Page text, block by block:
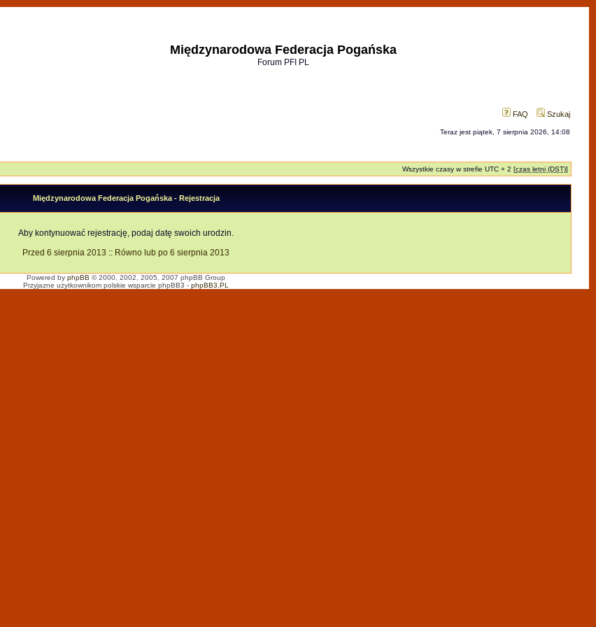
Międzynarodowa Federacja Pogańska
Forum PFI PL
FAQ Szukaj
Teraz jest piątek, 7 sierpnia 2026, 14:08
Wszystkie czasy w strefie UTC + 2 [czas letni (DST)]
Międzynarodowa Federacja Pogańska - Rejestracja
Aby kontynuować rejestrację, podaj datę swoich urodzin.
Przed 6 sierpnia 2013 :: Równo lub po 6 sierpnia 2013
Powered by phpBB © 2000, 2002, 2005, 2007 phpBB Group
Przyjazne użytkownikom polskie wsparcie phpBB3 - phpBB3.PL